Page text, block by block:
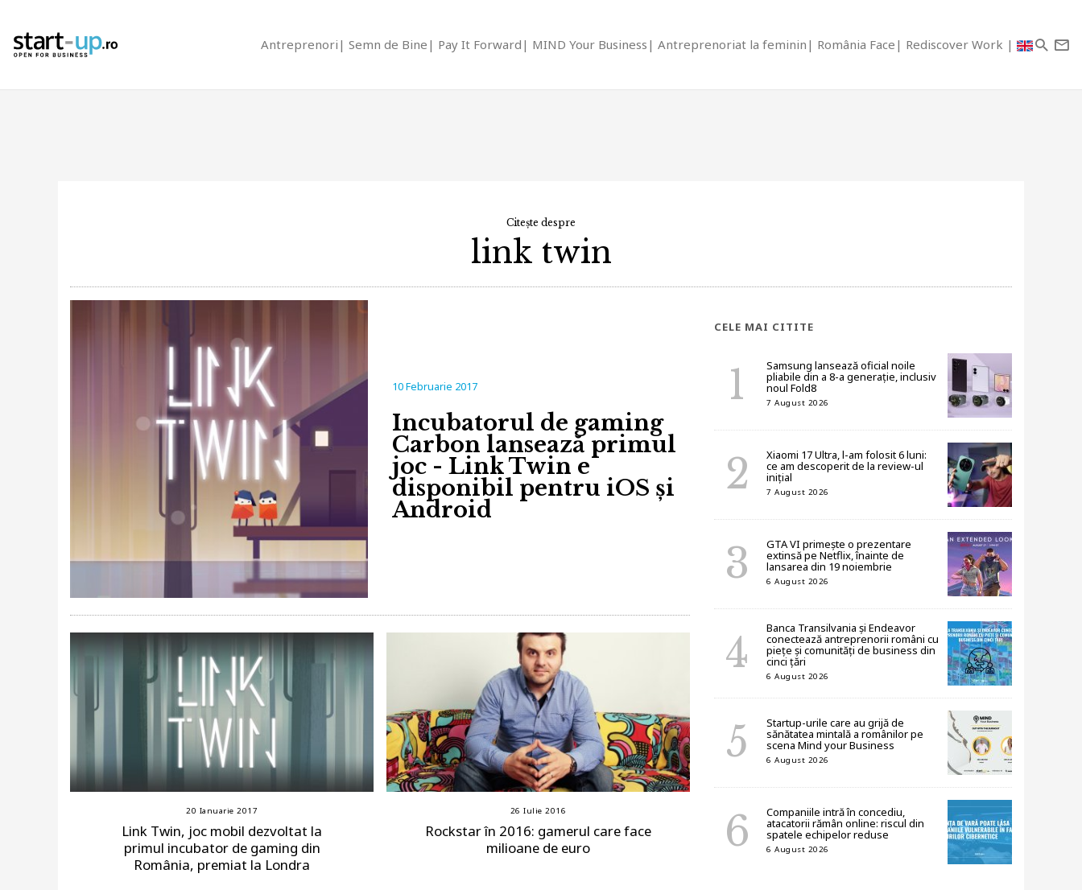
Antreprenori Semn de Bine Pay It Forward MIND Your Business Antreprenoriat la feminin România Face Rediscover Work
Citește despre
link twin
10 Februarie 2017
Incubatorul de gaming
Carbon lansează primul
joc - Link Twin e
disponibil pentru iOS și
Android
20 Ianuarie 2017
Link Twin, joc mobil dezvoltat la
primul incubator de gaming din
România, premiat la Londra
26 Iulie 2016
Rockstar în 2016: gamerul care face
milioane de euro
CELE MAI CITITE
Samsung lansează oficial noile
pliabile din a 8-a generație, inclusiv
noul Fold8
7 August 2026
Xiaomi 17 Ultra, l-am folosit 6 luni:
ce am descoperit de la review-ul
inițial
7 August 2026
GTA VI primește o prezentare
extinsă pe Netflix, înainte de
lansarea din 19 noiembrie
6 August 2026
Banca Transilvania și Endeavor
conectează antreprenorii români cu
piețe și comunități de business din
cinci țări
6 August 2026
Startup-urile care au grijă de
sănătatea mintală a românilor pe
scena Mind your Business
6 August 2026
Companiile intră în concediu,
atacatorii rămân online: riscul din
spatele echipelor reduse
6 August 2026